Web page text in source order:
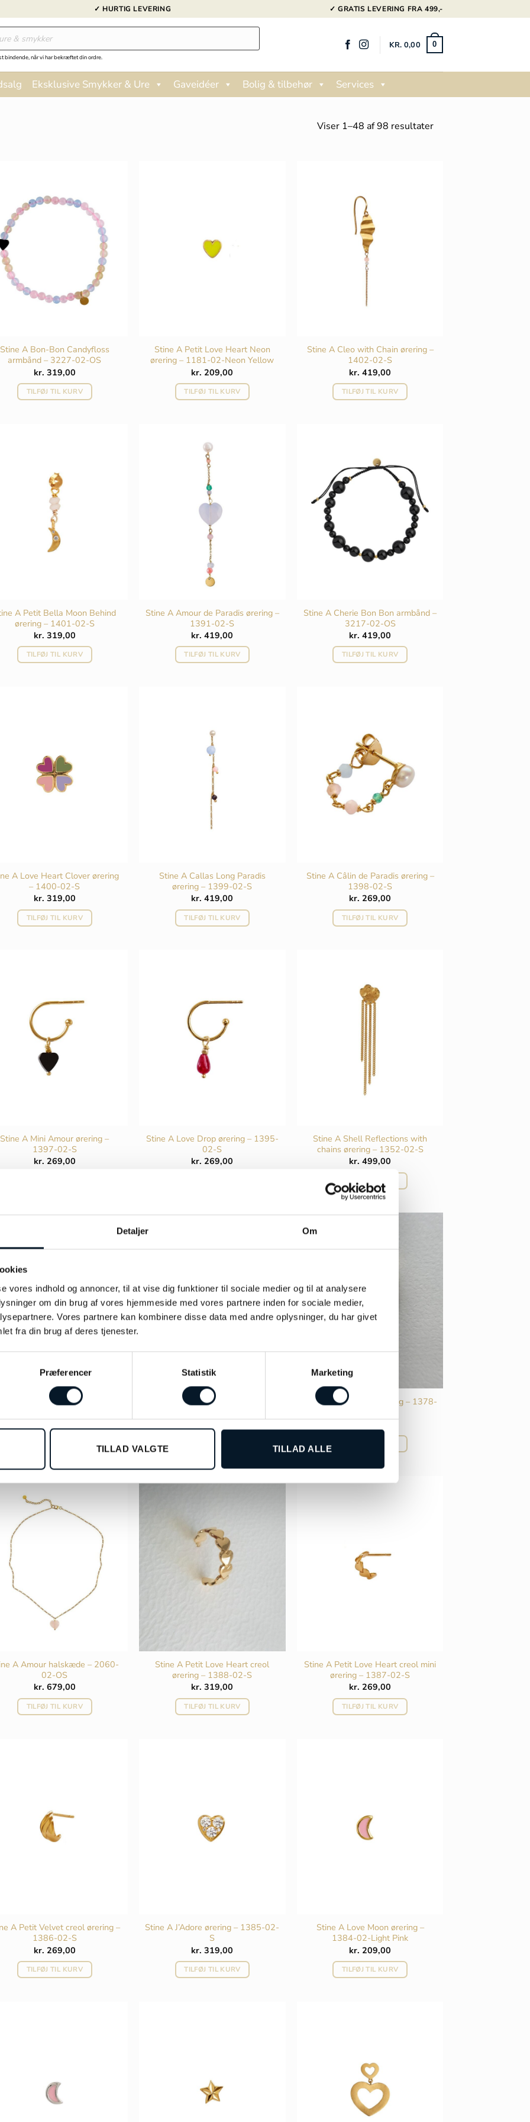
Detaljer Om
vores indhold og annoncer, til at vise dig funktioner til sociale medier og til at analysere
om din brug af vores hjemmeside med vores partnere inden for sociale medier,
Vores partnere kan kombinere disse data med andre oplysninger, du har givet
fra din brug af deres tjenester.
Præferencer Statistik Marketing
TILLAD VALGTE TILLAD ALLE
✓ HURTIG LEVERING ✓ GRATIS LEVERING FRA 499,-
bindende, når vi har bekræftet din ordre.
KR. 0,00 0
Eksklusive Smykker & Ure Gaveidéer Bolig & tilbehør Services
Viser 1–48 af 98 resultaterSorteret
Stine A Bon-Bon Candyfloss
armbånd – 3227-02-OS
kr. 319,00
TILFØJ TIL KURV
Stine A Petit Love Heart Neon
ørering – 1181-02-Neon Yellow
kr. 209,00
TILFØJ TIL KURV
Stine A Cleo with Chain ørering –
1402-02-S
kr. 419,00
TILFØJ TIL KURV
A Petit Bella Moon Behind
ørering – 1401-02-S
kr. 319,00
TILFØJ TIL KURV
Stine A Amour de Paradis ørering –
1391-02-S
kr. 419,00
TILFØJ TIL KURV
Stine A Cherie Bon Bon armbånd –
3217-02-OS
kr. 419,00
TILFØJ TIL KURV
A Love Heart Clover ørering
– 1400-02-S
kr. 319,00
TILFØJ TIL KURV
Stine A Callas Long Paradis
ørering – 1399-02-S
kr. 419,00
TILFØJ TIL KURV
Stine A Câlin de Paradis ørering –
1398-02-S
kr. 269,00
TILFØJ TIL KURV
Stine A Mini Amour ørering –
1397-02-S
kr. 269,00
Stine A Love Drop ørering – 1395-
02-S
kr. 269,00
Stine A Shell Reflections with
chains ørering – 1352-02-S
kr. 499,00
TILFØJ TIL KURV
A Callas Y-shape halskæde –
Stine A Love Drop armbånd –
Stine A Câlin Câlin ørering – 1378-
A Amour halskæde – 2060-
02-OS
kr. 679,00
TILFØJ TIL KURV
Stine A Petit Love Heart creol
ørering – 1388-02-S
kr. 319,00
TILFØJ TIL KURV
Stine A Petit Love Heart creol mini
ørering – 1387-02-S
kr. 269,00
TILFØJ TIL KURV
A Petit Velvet creol ørering –
1386-02-S
kr. 269,00
TILFØJ TIL KURV
Stine A J’Adore ørering – 1385-02-
S
kr. 319,00
TILFØJ TIL KURV
Stine A Love Moon ørering –
1384-02-Light Pink
kr. 209,00
TILFØJ TIL KURV